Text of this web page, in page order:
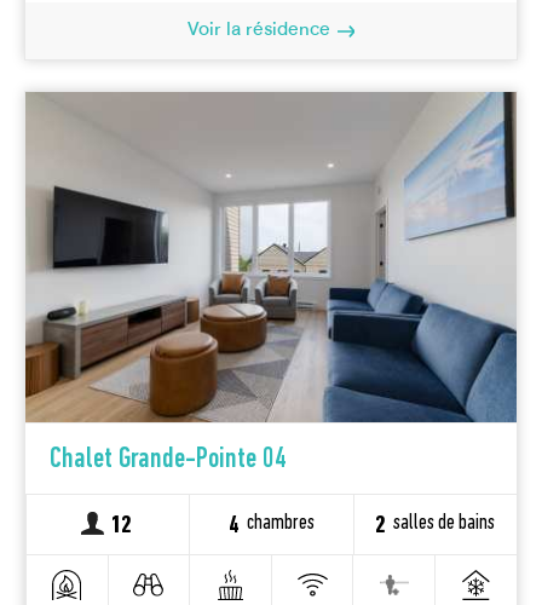
Voir la résidence
Chalet Grande-Pointe 04
12 4 chambres 2 salles de bains